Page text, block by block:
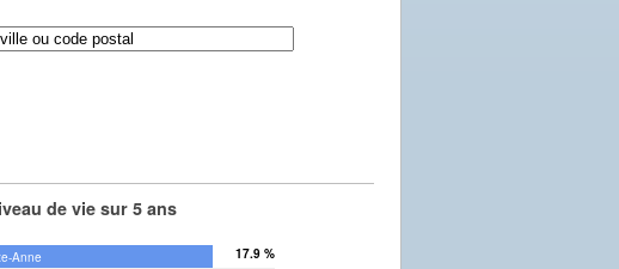
de vie sur 5 ans
Anne 17.9 %